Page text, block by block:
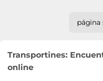
página
Transportines:
online